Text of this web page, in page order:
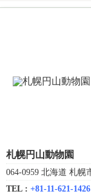
札幌円山動物園
064-0959 北海道 札幌
TEL : +81-11-621-1426